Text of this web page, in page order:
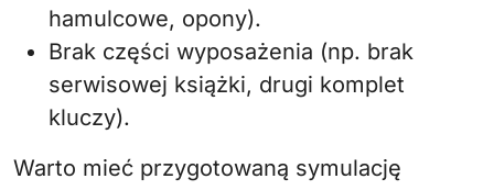
hamulcowe, opony).
Brak części wyposażenia (np. brak
serwisowej książki, drugi komplet
kluczy).
Warto mieć przygotowaną symulację